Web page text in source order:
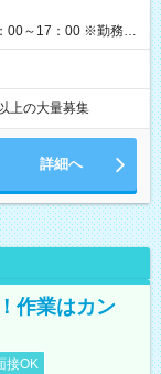
00～17：00 ※勤務時
上の大量募集
詳細へ
作業はカン
接OK